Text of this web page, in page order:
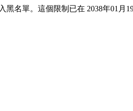
黑名單。這個限制已在 2038年01月